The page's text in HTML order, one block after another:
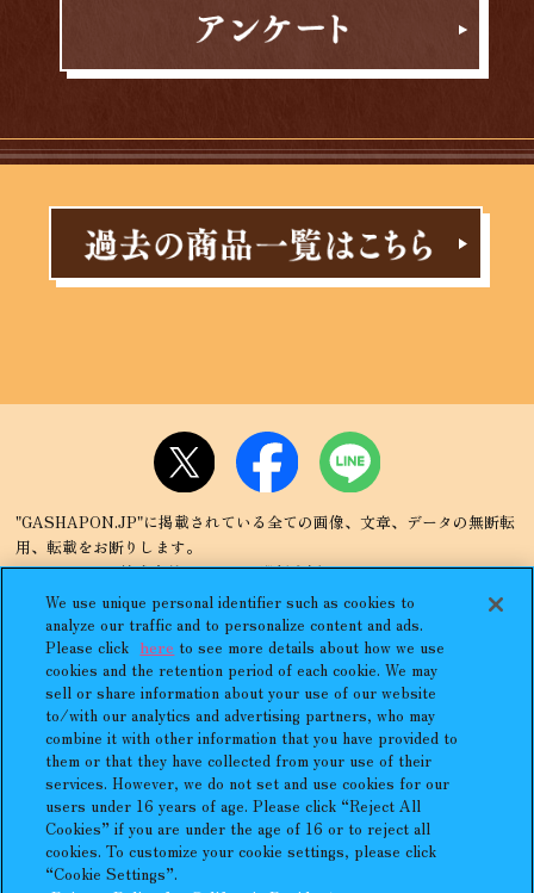
"GASHAPON.JP"に掲載されている全ての画像、文章、データの無断転
用、転載をお断りします。
"ガシャポン"は株式会社バンダイの登録商標です。
「まちぼうけ＼MACHIBOKE」はバンダイの日本国登録商標です。
アンケートは開催期間外の場合がございますので、ご了承ください。
プライバシーポリシー
よくあるご質問
お問合せ
ガシャポンどこ？
アンケート
発売スケジュール
Do Not Sell or Share My
Personal Information
We use unique personal identifier such as cookies to
analyze our traffic and to personalize content and ads.
Please click here to see more details about how we use
cookies and the retention period of each cookie. We may
sell or share information about your use of our website
to/with our analytics and advertising partners, who may
combine it with other information that you have provided to
them or that they have collected from your use of their
services. However, we do not set and use cookies for our
users under 16 years of age. Please click “Reject All
Cookies” if you are under the age of 16 or to reject all
cookies. To customize your cookie settings, please click
“Cookie Settings”.